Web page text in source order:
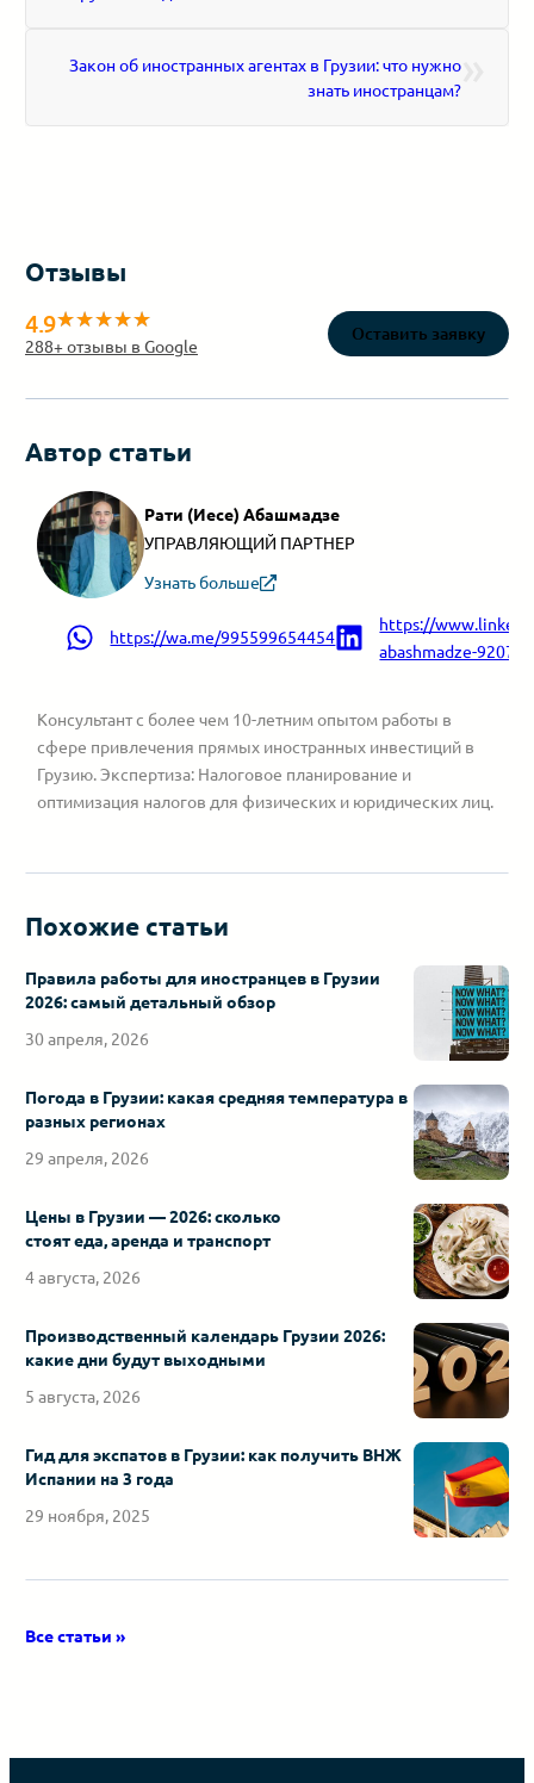
»
Закон об иностранных агентах в Грузии: что нужно
знать иностранцам?
Отзывы
4.9
288+ отзывы в Google
Оставить заявку
Автор статьи
Рати (Иесе) Абашмадзе
УПРАВЛЯЮЩИЙ ПАРТНЕР
Узнать больше
https://wa.me/995599654454
https://
abashmadze-
Консультант с более чем 10-летним опытом работы в
сфере привлечения прямых иностранных инвестиций в
Грузию. Экспертиза: Налоговое планирование и
оптимизация налогов для физических и юридических лиц.
Похожие статьи
Правила работы для иностранцев в Грузии
2026: самый детальный обзор
30 апреля, 2026
Погода в Грузии: какая средняя температура в
разных регионах
29 апреля, 2026
Цены в Грузии — 2026: сколько
стоят еда, аренда и транспорт
4 августа, 2026
Производственный календарь Грузии 2026:
какие дни будут выходными
5 августа, 2026
Гид для экспатов в Грузии: как получить ВНЖ
Испании на 3 года
29 ноября, 2025
Все статьи »